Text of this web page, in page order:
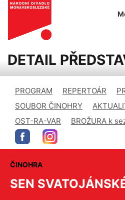
DETAIL
PROGRAM REPERTOÁR
SOUBOR ČINOHRY
OST-RA-VAR
BROŽURA k
ČINOHRA
SEN